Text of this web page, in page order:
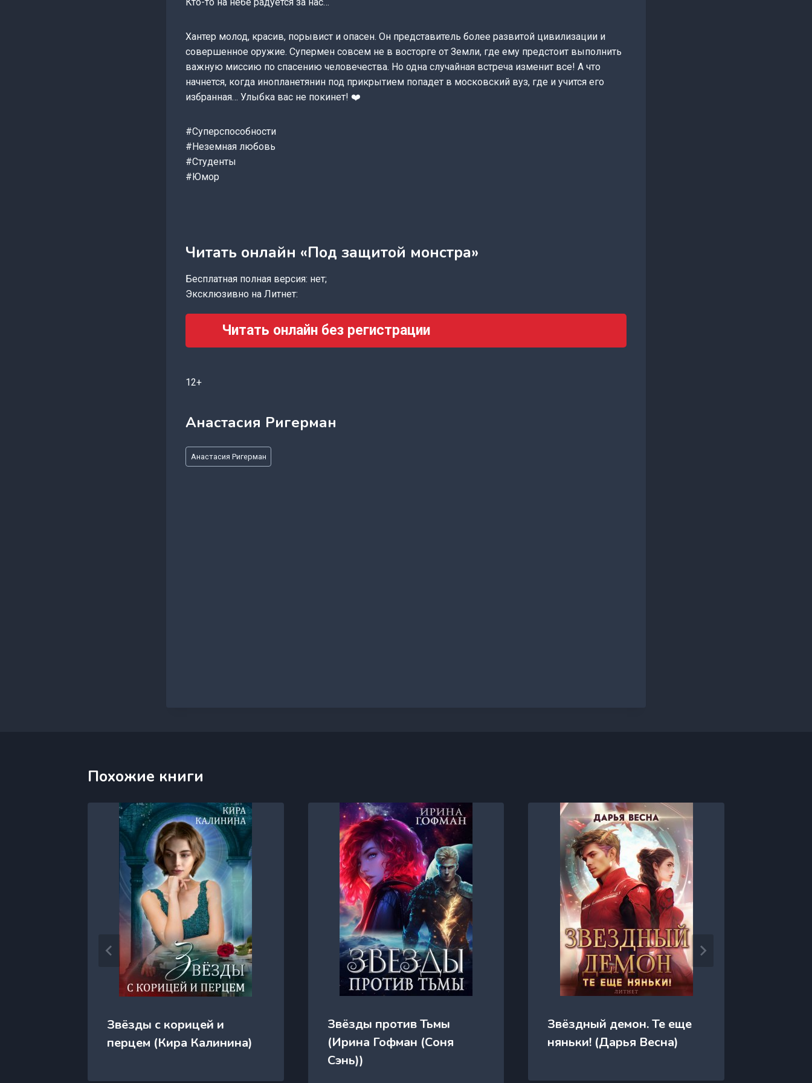
Хантер молод, красив, порывист и опасен. Он представитель более развитой цивилизации и
совершенное оружие. Супермен совсем не в восторге от Земли, где ему предстоит выполнить
важную миссию по спасению человечества. Но одна случайная встреча изменит все! А что
начнется, когда инопланетянин под прикрытием попадет в московский вуз, где и учится его
избранная… Улыбка вас не покинет! ❤️
#Суперспособности
#Неземная любовь
#Студенты
#Юмор
Читать онлайн «Под защитой монстра»
Бесплатная полная версия: нет;
Эксклюзивно на Литнет:
Читать онлайн без регистрации
12+
Анастасия Ригерман
Метки
записи:
Анастасия Ригерман
Похожие книги
Звёзды с корицей и
перцем (Кира Калинина)
Звёзды против Тьмы
(Ирина Гофман (Соня
Сэнь))
Звёздный демон. Те еще
няньки! (Дарья Весна)